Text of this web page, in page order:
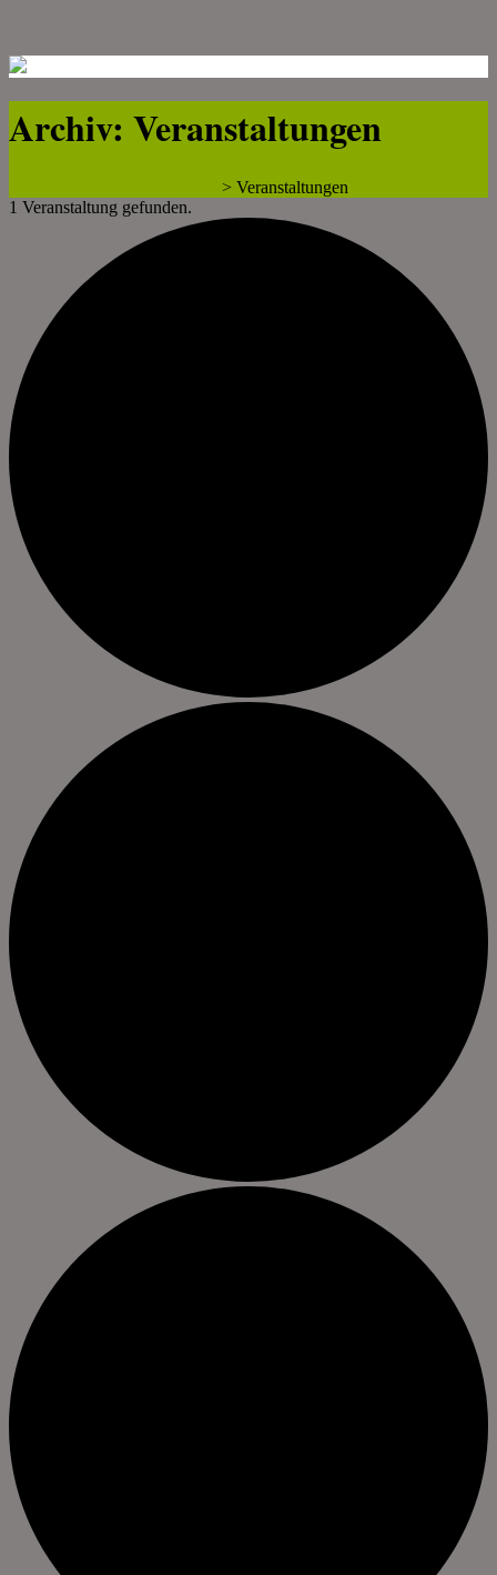
Archiv: Veranstaltungen
> Veranstaltungen
1 Veranstaltung gefunden.